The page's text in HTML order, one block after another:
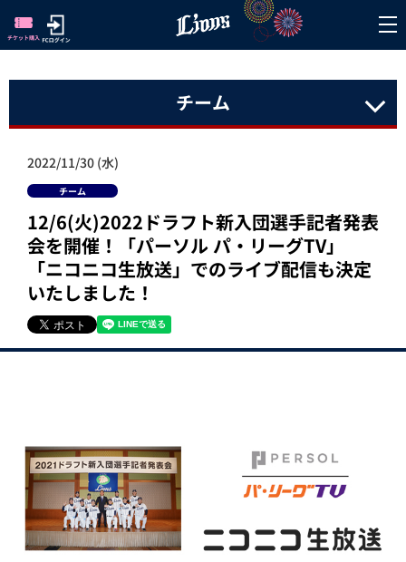
チーム
2022/11/30 (水)
チーム
12/6(火)2022ドラフト新入団選手記者発表
会を開催！「パーソル パ・リーグTV」
「ニコニコ生放送」でのライブ配信も決定
いたしました！